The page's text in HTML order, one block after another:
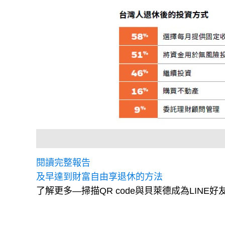
閱讀完整報告
及早達到財富自由享退休的方法
了解更多—掃描QR code與貝萊德成為LINE好